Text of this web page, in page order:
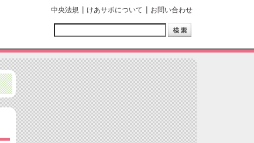
中央法規 けあサポについて お問い合わせ